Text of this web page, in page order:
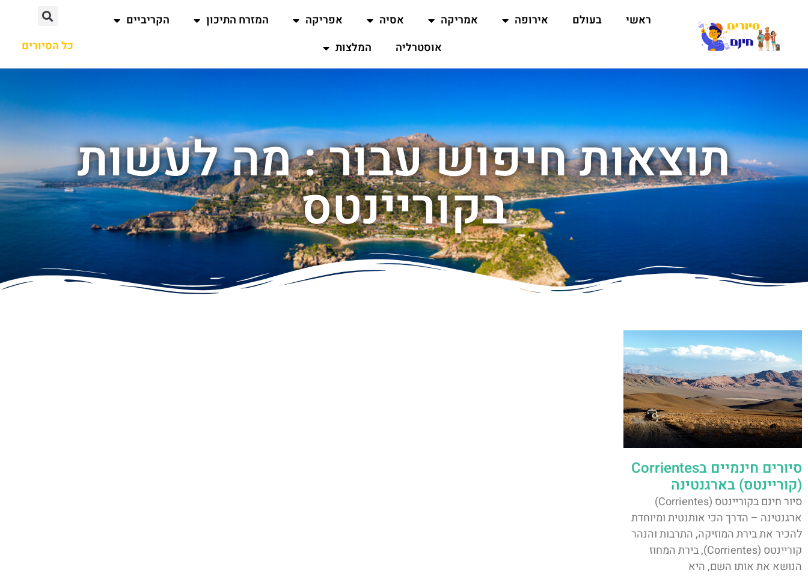
ראשי בעולם אירופה אמריקה אסיה אפריקה המזרח התיכון
הקריביים
אוסטרליה
המלצות כל הסיורים
תוצאות חיפוש עבור : מה לעשות
בקוריינטס
סיורים חינמיים בCorrientes
(קוריינטס) בארגנטינה
סיור חינם בקוריינטס (Corrientes)
ארגנטינה – הדרך הכי אותנטית ומיוחדת
להכיר את בירת המוזיקה, התרבות והנהר
קוריינטס (Corrientes), בירת המחוז
הנושא את אותו השם, היא